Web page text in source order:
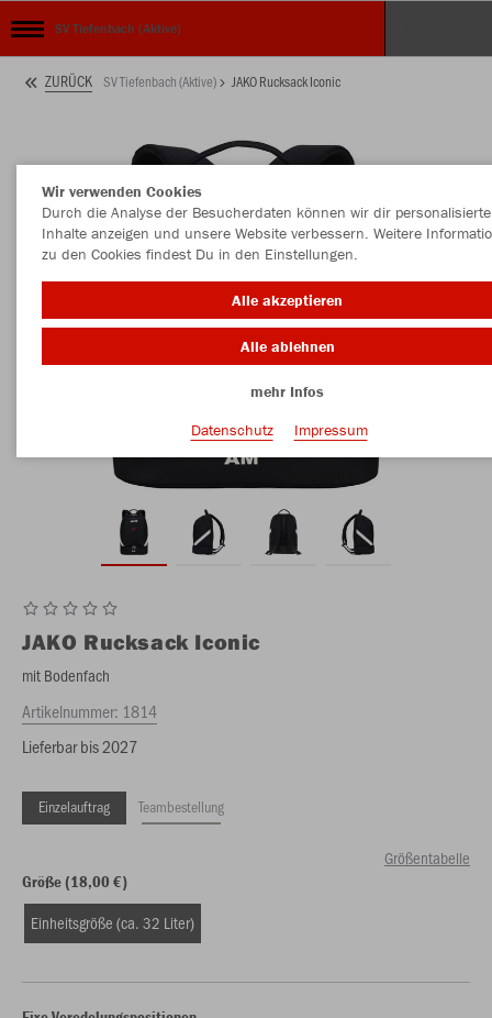
SV Tiefenbach (Aktive)
ZURÜCK SV Tiefenbach (Aktive) JAKO Rucksack Iconic
JAKO Rucksack Iconic
mit Bodenfach
Artikelnummer: 1814
Lieferbar bis 2027
Einzelauftrag Teambestellung
Größentabelle
Größe (18,00 €)
Einheitsgröße (ca. 32 Liter)
Wir verwenden Cookies
Durch die Analyse der Besucherdaten können wir dir personalisierte
Inhalte anzeigen und unsere Website verbessern. Weitere
zu den Cookies findest Du in den Einstellungen.
Alle akzeptieren
Alle ablehnen
mehr Infos
Datenschutz
Impressum